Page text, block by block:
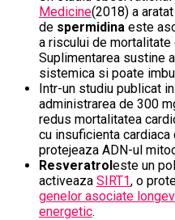
Medicine(2018) a
de spermidina este
a riscului de mortalitate
Suplimentarea sustine
sistemica si poate
Intr-un studiu publicat in
administrarea de 300
redus mortalitatea
cu insuficienta cardiaca
protejeaza ADN-ul
Resveratroleste un
activeaza SIRT1, o
genelor asociate
energetic.